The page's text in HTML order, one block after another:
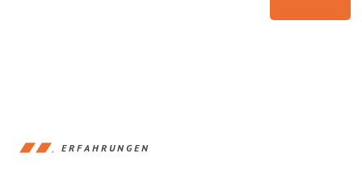
ERFAHRUNGEN